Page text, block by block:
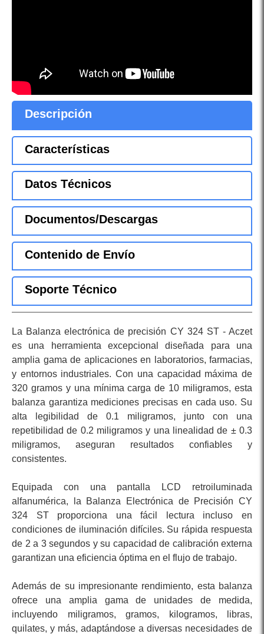
Descripción
Características
Datos Técnicos
Documentos/Descargas
Contenido de Envío
Soporte Técnico
La Balanza electrónica de precisión CY 324 ST - Aczet
es una herramienta excepcional diseñada para una
amplia gama de aplicaciones en laboratorios, farmacias,
y entornos industriales. Con una capacidad máxima de
320 gramos y una mínima carga de 10 miligramos, esta
balanza garantiza mediciones precisas en cada uso. Su
alta legibilidad de 0.1 miligramos, junto con una
repetibilidad de 0.2 miligramos y una linealidad de ± 0.3
miligramos, aseguran resultados confiables y
consistentes.
Equipada con una pantalla LCD retroiluminada
alfanumérica, la Balanza Electrónica de Precisión CY
324 ST proporciona una fácil lectura incluso en
condiciones de iluminación difíciles. Su rápida respuesta
de 2 a 3 segundos y su capacidad de calibración externa
garantizan una eficiencia óptima en el flujo de trabajo.
Además de su impresionante rendimiento, esta balanza
ofrece una amplia gama de unidades de medida,
incluyendo miligramos, gramos, kilogramos, libras,
quilates, y más, adaptándose a diversas necesidades de